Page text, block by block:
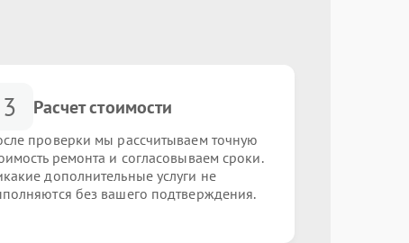
3 Расчет стоимости
проверки мы рассчитываем точную
ремонта и согласовываем сроки.
дополнительные услуги не
без вашего подтверждения.